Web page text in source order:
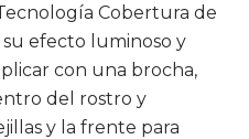
Cobertura de
efecto luminoso y
con una brocha,
del rostro y
y la frente para